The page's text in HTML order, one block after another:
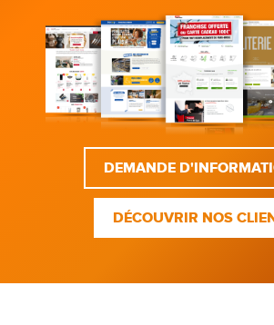
DEMANDE
DÉCOUVRIR NOS